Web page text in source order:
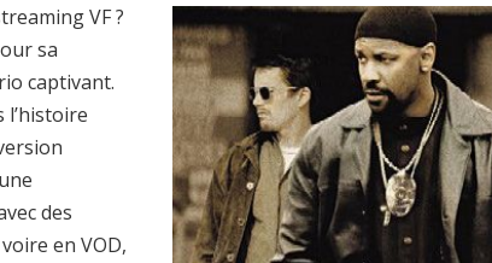
VF ?
sa
captivant.
l’histoire
des
en VOD,